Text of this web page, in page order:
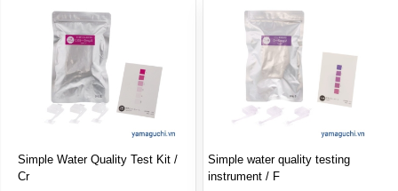
Simple Water Quality Test Kit /
Cr
Simple water quality testing
instrument / F